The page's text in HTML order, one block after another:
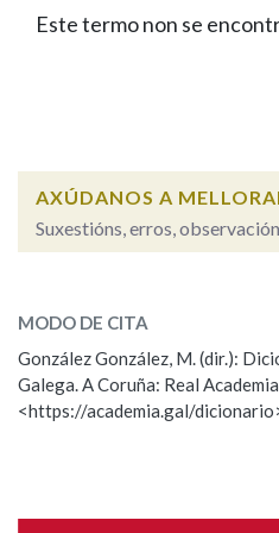
Facebook
TwitterYoutubeInstagram
Bluesky
BUSCAR NOS LEMAS
Remata por
BUSCAR NO CONTIDO
Nas definicións
Este termo non se
AXÚDANOS A
Suxestións, erros,
Observación
Nome
MODO DE CITA
González González, M. (dir.):
Galega. A Coruña: Real
<https://academia.gal/